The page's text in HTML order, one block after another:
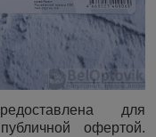
для
офертой.